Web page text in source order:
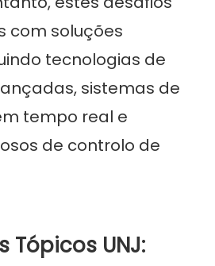
com soluções
tecnologias de
sistemas de
tempo real e
de controlo de
Tópicos UNJ: